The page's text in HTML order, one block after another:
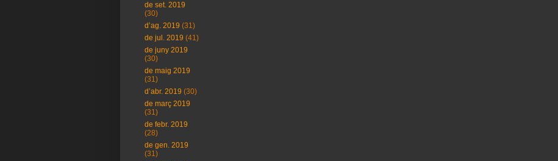
de set. 2019
(30)
d’ag. 2019 (31)
de jul. 2019 (41)
de juny 2019
(30)
de maig 2019
(31)
d’abr. 2019 (30)
de març 2019
(31)
de febr. 2019
(28)
de gen. 2019
(31)